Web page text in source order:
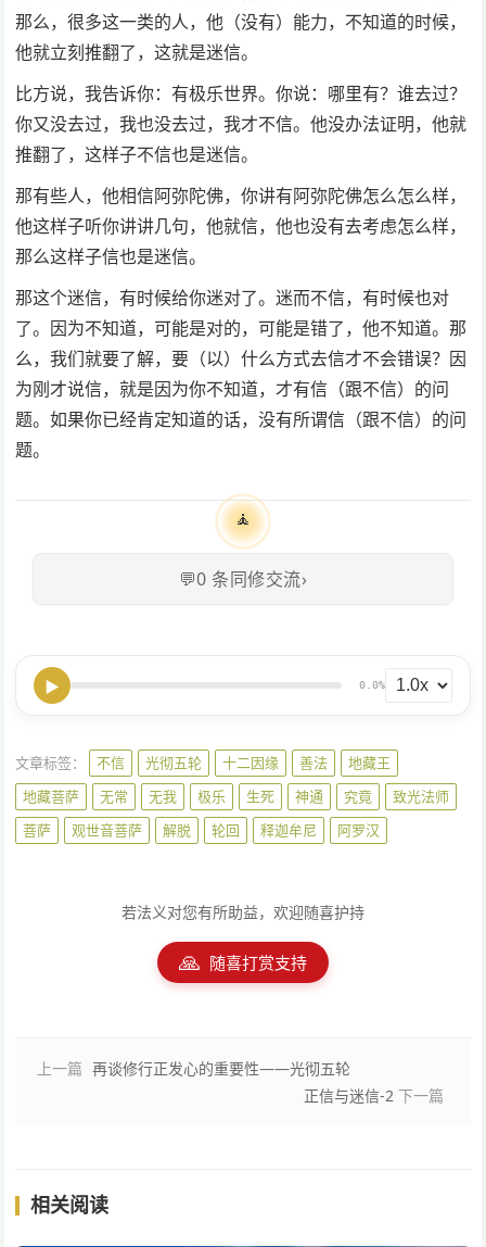
那么，很多这一类的人，他（没有）能力，不知道的时候，
他就立刻推翻了，这就是迷信。
比方说，我告诉你：有极乐世界。你说：哪里有？谁去过？
你又没去过，我也没去过，我才不信。他没办法证明，他就
推翻了，这样子不信也是迷信。
那有些人，他相信阿弥陀佛，你讲有阿弥陀佛怎么怎么样，
他这样子听你讲讲几句，他就信，他也没有去考虑怎么样，
那么这样子信也是迷信。
那这个迷信，有时候给你迷对了。迷而不信，有时候也对
了。因为不知道，可能是对的，可能是错了，他不知道。那
么，我们就要了解，要（以）什么方式去信才不会错误？因
为刚才说信，就是因为你不知道，才有信（跟不信）的问
题。如果你已经肯定知道的话，没有所谓信（跟不信）的问
题。
🧘
💬0 条同修交流›
▶ 0.0%
文章标签： 不信 光彻五轮 十二因缘 善法
地藏王
地藏菩萨
无常 无我 极乐 生死 神通 究竟
致光法师
菩萨
观世音菩萨 解脱 轮回 释迦牟尼 阿罗汉
若法义对您有所助益，欢迎随喜护持
🙏 随喜打赏支持
上一篇 再谈修行正发心的重要性——光彻五轮
正信与迷信-2 下一篇
相关阅读